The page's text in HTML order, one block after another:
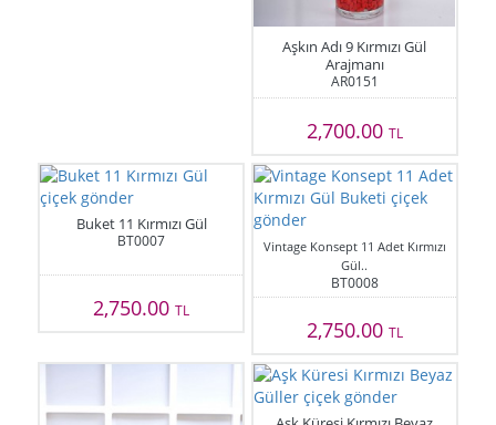
Aşkın Adı 9 Kırmızı Gül
Arajmanı
AR0151
2,700.00 TL
Buket 11 Kırmızı Gül
BT0007
2,750.00TL
Vintage Konsept 11 Adet Kırmızı
Gül..
BT0008
2,750.00 TL